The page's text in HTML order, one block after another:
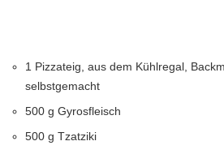
1 Pizzateig, aus dem Kühlregal,
selbstgemacht
500 g Gyrosfleisch
500 g Tzatziki